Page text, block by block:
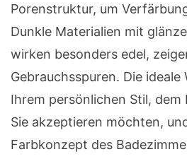
Porenstruktur, um
Dunkle Materialien mit
wirken besonders edel,
Gebrauchsspuren. Die
Ihrem persönlichen Stil, dem
Sie akzeptieren möchten,
Farbkonzept des